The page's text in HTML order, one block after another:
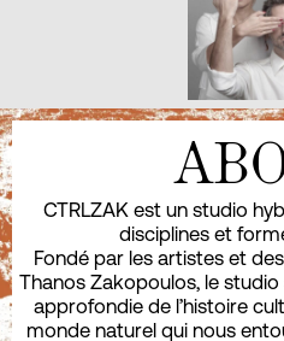
CTRLZAK est un studio
disciplines et
Fondé par les artistes et
Thanos Zakopoulos, le studio
approfondie de l’histoire
monde naturel qui nous